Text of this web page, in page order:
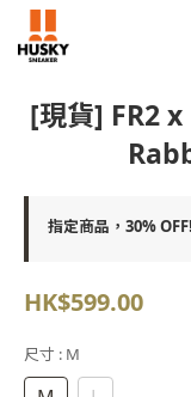
[現貨] FR2
指定商品，30% OFF!
HK$599.00
尺寸 : M